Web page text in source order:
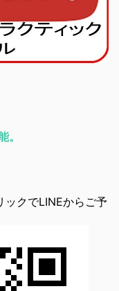
。
ックでLINEからご予